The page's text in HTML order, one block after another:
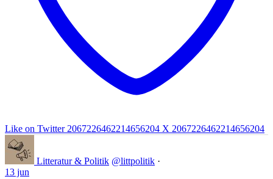
Like on Twitter 2067226462214656204 X 2067226462214656204
Litteratur & Politik @littpolitik ·
13 jun